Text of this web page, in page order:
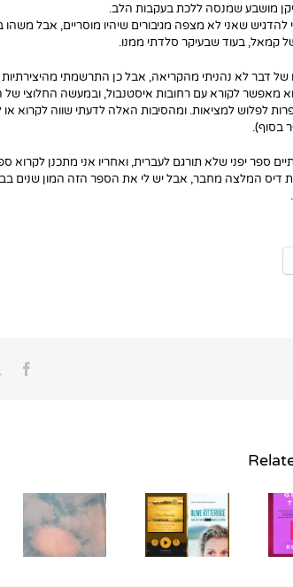
מושבע שמנסה ללכת בעקבות הלב.
להדגיש שאני לא מצפה מגיבורים שיהיו מוסריים, אבל
קמאל, בעוד שבעיקר סלדתי ממנו.
של דבר לא נהניתי מהקריאה, אבל כן התרשמתי
מאפשר לקורא עם רחובות איסטנבול, ובמעשה החלוצי
לפלוש למציאות. ומהסיבות האלה לדעתי שווה לקרוא או
בסוף).
ספר יפני שלא תורגם לעברית, ואחריו אני מתכנן
דיס המלצה מחבר, אבל יש לי את הספר הזה המון שנים
כמה מילים
על הקריאה
ב-"מרגו
מחשבות
בעקבות
השליש
הראשון של
הספר